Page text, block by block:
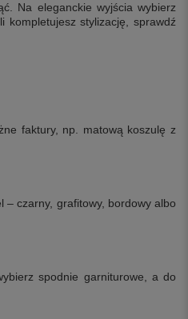
Na eleganckie wyjścia wybierz
stylizację, sprawdź
faktury, np. matową koszulę z
– czarny, grafitowy, bordowy albo
spodnie garniturowe, a do